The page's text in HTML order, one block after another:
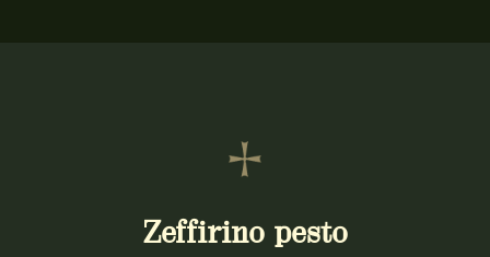
Zeffirino pesto